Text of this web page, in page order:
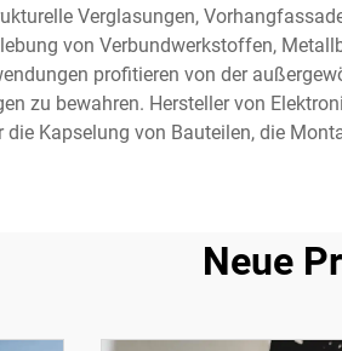
Verglasungen,
von Verbundwerkstoffen,
profitieren von der
zu bewahren. Hersteller von
die Kapselung von Bauteilen, die
Neue